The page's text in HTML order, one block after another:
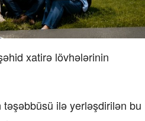
xatirə lövhələrinin
ilə yerləşdirilən bu